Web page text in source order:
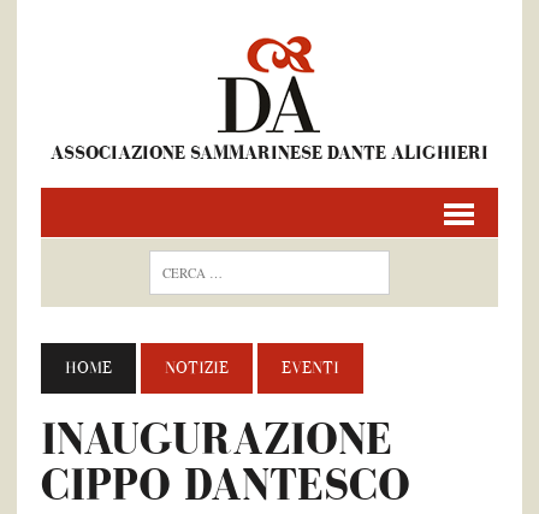
ASSOCIAZIONE SAMMARINESE DANTE ALIGHIERI
HOME NOTIZIE EVENTI
INAUGURAZIONE
CIPPO DANTESCO